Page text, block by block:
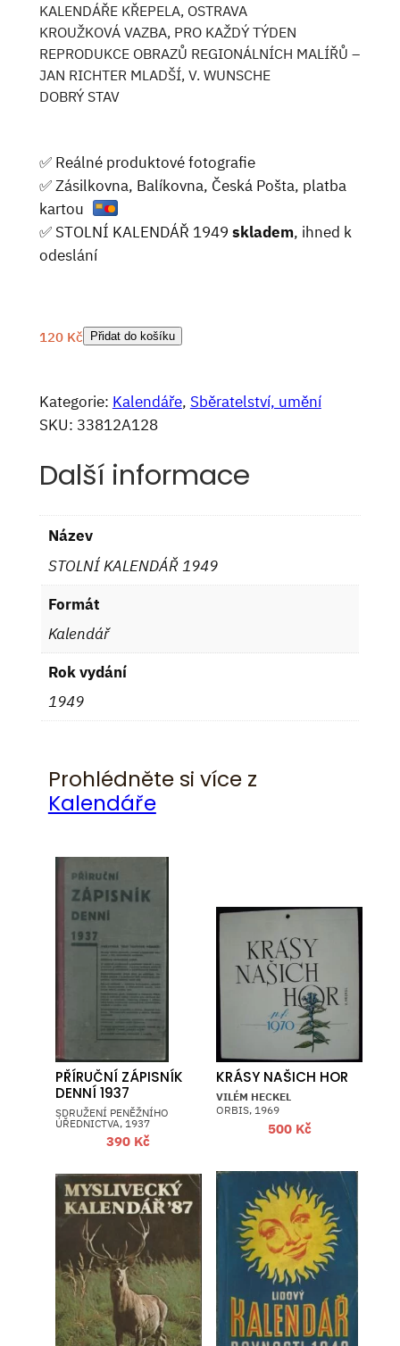
KALENDÁŘE KŘEPELA, OSTRAVA
KROUŽKOVÁ VAZBA, PRO KAŽDÝ TÝDEN
REPRODUKCE OBRAZŮ REGIONÁLNÍCH MALÍŘŮ –
JAN RICHTER MLADŠÍ, V. WUNSCHE
DOBRÝ STAV
✅ Reálné produktové fotografie
✅ Zásilkovna, Balíkovna, Česká Pošta, platba
kartou
✅ STOLNÍ KALENDÁŘ 1949 skladem, ihned k
odeslání
120 Kč Přidat do košíku
Kategorie: Kalendáře, Sběratelství, umění
SKU: 33812A128
Další informace
Název
STOLNÍ KALENDÁŘ 1949
Formát
Kalendář
Rok vydání
1949
Prohlédněte si více z
Kalendáře
PŘÍRUČNÍ ZÁPISNÍK
DENNÍ 1937
SDRUŽENÍ PENĚŽNÍHO
ÚŘEDNICTVA, 1937
390 Kč
KRÁSY NAŠICH HOR
VILÉM HECKEL
ORBIS, 1969
500 Kč